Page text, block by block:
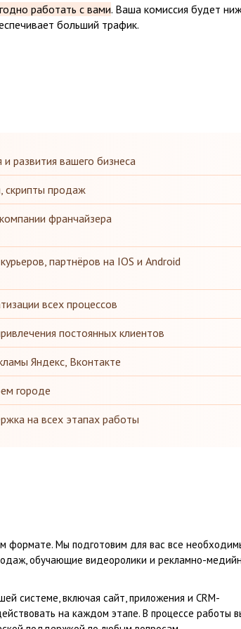
работать с вами. Ваша комиссия будет
больший трафик.
развития вашего бизнеса
скрипты продаж
франчайзера
партнёров на IOS и Android
всех процессов
постоянных клиентов
Яндекс, Вконтакте
городе
на всех этапах работы
формате. Мы подготовим для вас все
обучающие видеоролики и рекламно-
системе, включая сайт, приложения и CRM-
на каждом этапе. В процессе работы